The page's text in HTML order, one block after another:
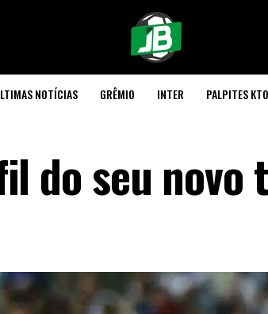
NOTÍCIAS GRÊMIO INTER PALPITES KTO
do seu novo